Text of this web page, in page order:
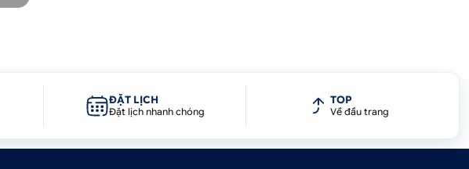
ĐẶT LỊCH
Đặt lịch nhanh chóng
TOP
Về đầu trang